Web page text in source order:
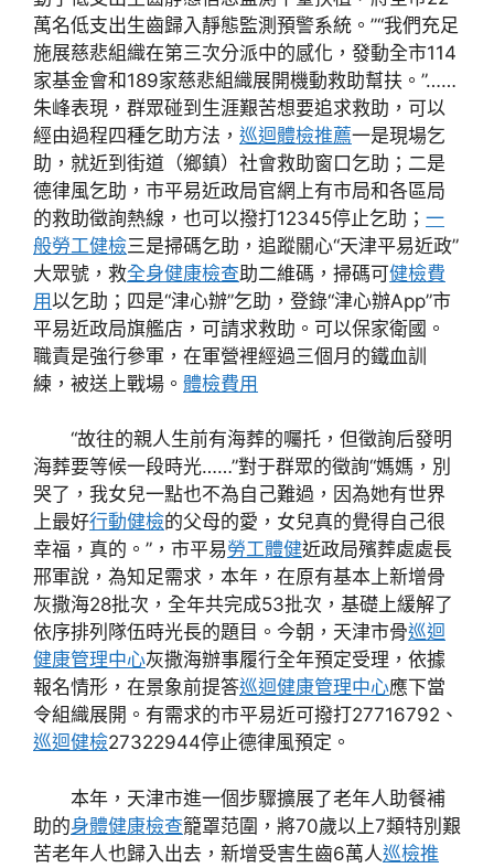
萬名低支出生齒歸入靜態監測預警系統。”“我們充足
施展慈悲組織在第三次分派中的感化，發動全市114
家基金會和189家慈悲組織展開機動救助幫扶。”……
朱峰表現，群眾碰到生涯艱苦想要追求救助，可以
經由過程四種乞助方法， 巡迴體檢推薦一是現場乞
助，就近到街道（鄉鎮）社會救助窗口乞助；二是
德律風乞助，市平易近政局官網上有市局和各區局
的救助徵詢熱線，也可以撥打12345停止乞助； 一
般勞工健檢三是掃碼乞助，追蹤關心“天津平易近政”
大眾號，救全身健康檢查助二維碼，掃碼可健檢費
用以乞助；四是“津心辦”乞助，登錄“津心辦App”市
平易近政局旗艦店，可請求救助。可以保家衛國。
職責是強行參軍，在軍營裡經過三個月的鐵血訓
練，被送上戰場。 體檢費用
“故往的親人生前有海葬的囑托，但徵詢后發明
海葬要等候一段時光……”對于群眾的徵詢“媽媽，別
哭了，我女兒一點也不為自己難過，因為她有世界
上最好行動健檢的父母的愛，女兒真的覺得自己很
幸福，真的。”，市平易勞工體健近政局殯葬處處長
邢軍說，為知足需求，本年，在原有基本上新增骨
灰撒海28批次，全年共完成53批次，基礎上緩解了
依序排列隊伍時光長的題目。今朝，天津市骨巡迴
健康管理中心灰撒海辦事履行全年預定受理，依據
報名情形，在景象前提答巡迴健康管理中心應下當
令組織展開。有需求的市平易近可撥打27716792、
巡迴健檢27322944停止德律風預定。
本年，天津市進一個步驟擴展了老年人助餐補
助的身體健康檢查籠罩范圍，將70歲以上7類特別艱
苦老年人也歸入出去，新增受害生齒6萬人巡檢推